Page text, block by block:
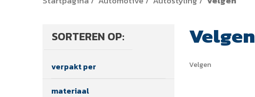
SORTEREN OP:
verpakt per
materiaal
Velgen
Velgen